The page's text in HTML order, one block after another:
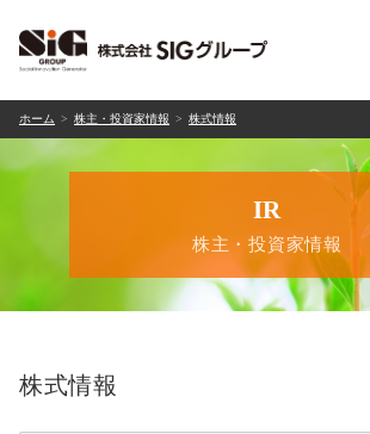
ホーム 株主・投資家情報 株式情報
IR
株主・投資家情報
株式情報